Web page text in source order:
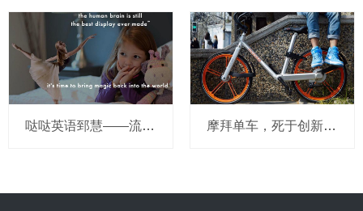
哒哒英语郅慧——流量这杯毒酒，你还喝吗？ 摩拜单车，死于创新的一百万种方式